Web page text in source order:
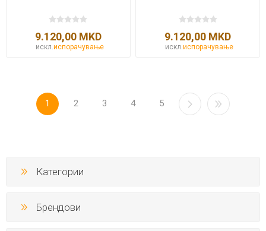
9.120,00 MKD
искл.испорачување
9.120,00 MKD
искл.испорачување
1 2 3 4 5
Категории
Брендови